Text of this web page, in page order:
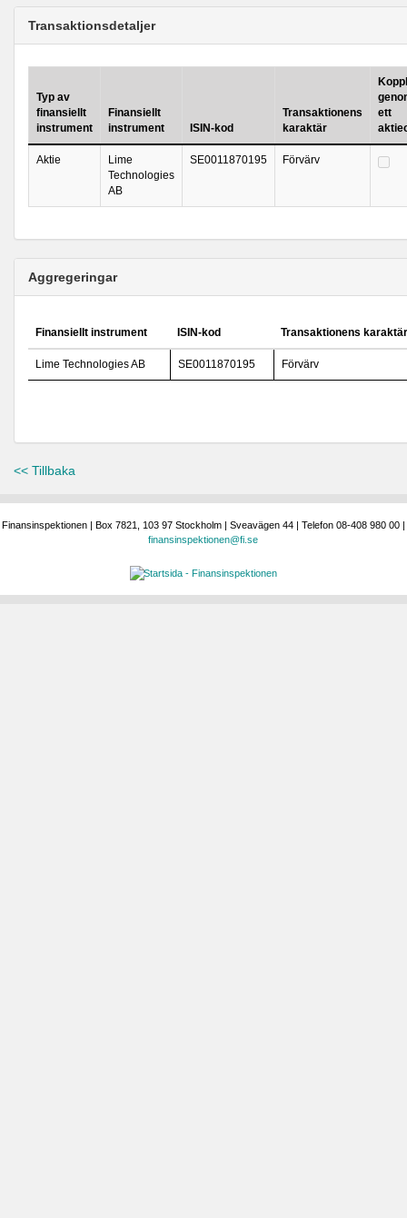
Transaktionsdetaljer
Typ av
finansiellt
instrument
Finansiellt
instrument
ISIN-kod
Transaktionens
karaktär
ett
Aktie
Lime
Technologies
AB
SE0011870195 Förvärv
Aggregeringar
Finansiellt instrument ISIN-kod Transaktionens karaktär
Lime Technologies AB SE0011870195 Förvärv
<< Tillbaka
Finansinspektionen | Box 7821, 103 97 Stockholm | Sveavägen 44 | Telefon 08-408 980 00 |
finansinspektionen@fi.se